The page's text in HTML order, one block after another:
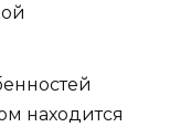
находится